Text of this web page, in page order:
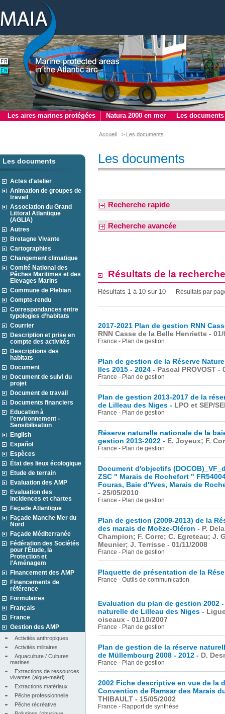
Les aires marines protégées Natura 2000 en mer Les documents
Accueil > Les documents
Les documents
Actes d'atelier
Animation de groupes de
travail
Association du Grand
Littoral Atlantique
(AGLIA)
Autres
Bretagne Vivante
Cartographies
Changement climatique
Comité National des
Pêches Maritimes et des
Elevages Marins
Commune de Plebian
Compte-rendu
Correspondances entre
typologies d’habitats
Courrier
Description et prise en
compte des activités
Descriptions des
habitats
Document
Document de suivi du
projet
Document de travail
Documents financiers
Education à
l'environnement -
Sensibilisation
English
Español
Espèces
État des lieux écologique
Etude de terrain
Evaluation des AMP
Evaluation des
incidences et chartes
Façade Atlantique
Façade Manche Mer du
Nord
Façade Méditerranée
Fédération des Sociétés
pour l'Étude, la
Protection et
l'Aménagem
Financement des AMP
Financements de
référence
Formulaires
Français
France
Gestion des AMP
Activités anthropiques
Activités militaires
Aquaculture / Cultures
marines
Extractions de ressources
vivantes (algue-maërl)
Extractions matériaux
Pêche professionnelle
Pêche récréative
Les documents
Recherche rapide
Recherche avancée
Résultats de la recherche
Résultats 1 à 10 sur 10 Résultats par
2017-2021 Plan de gestion RNN
RNN Casse de la Belle Henriette - 01/
France - Plan de gestion
Plan de gestion de la Réserve
Iles 2015 - 2024 - Pascal PROVOST -
France - Plan de gestion
Plan de gestion 2013-2017 de la
de Lilleau des Niges - LPO et SEP/
France - Plan de gestion
Réserve naturelle nationale de la
gestion 2013-2022 - E. Joyeux; F.
France - Plan de gestion
Document d'objectifs
ZSC " Marais de Rochefort "
Fouras, Baie d'Yves, Marais de
- 25/05/2010
France - Plan de gestion
Plan de gestion (2009-2013) de la
des marais de Moëze-Oléron - P.
Champion; F. Corre; C. Egreteau; J.
Meunier; J. Terrisse - 01/11/2008
France - Plan de gestion
Plaquette de présentation de la
France - Outils de communication
Evaluation du plan de gestion 2002
naturelle de Lilleau des Niges -
oiseaux - 01/10/2007
France - Plan de gestion
Plan de gestion de la réserve
de Müllembourg 2008 - 2012 - D.
France - Plan de gestion
2002 Fiche descriptive en vue de la
Convention de Ramsar des Marais
THIBAULT - 15/05/2002
France - Rapport de synthèse